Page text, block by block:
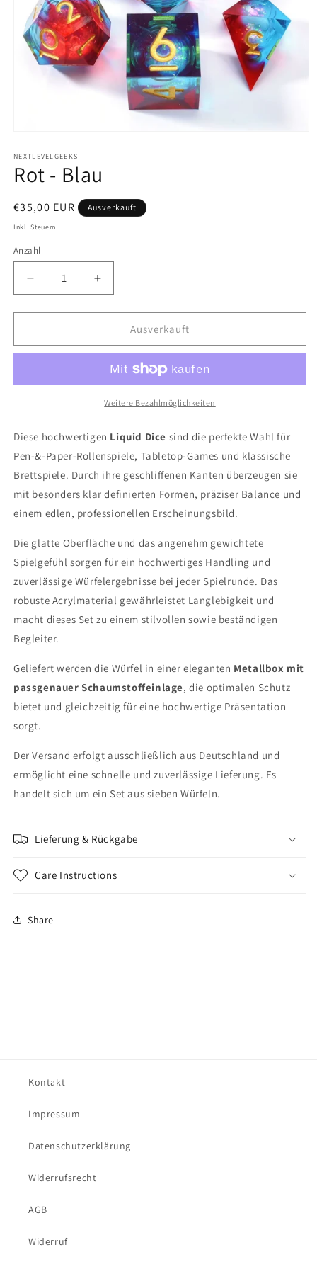
in
Modal
öffnen
NEXTLEVELGEEKS
Rot - Blau
Normaler
Preis
€35,00 EUR Ausverkauft
Inkl. Steuern.
Anzahl
Anzahl
Verringere
die
Menge
Rot
Erhöhe
die
Menge
Rot
Blau
Ausverkauft
Weitere Bezahlmöglichkeiten
Diese hochwertigen Liquid Dice sind die perfekte Wahl für
Pen-&-Paper-Rollenspiele, Tabletop-Games und klassische
Brettspiele. Durch ihre geschliffenen Kanten überzeugen sie
mit besonders klar definierten Formen, präziser Balance und
einem edlen, professionellen Erscheinungsbild.
Die glatte Oberfläche und das angenehm gewichtete
Spielgefühl sorgen für ein hochwertiges Handling und
zuverlässige Würfelergebnisse bei jeder Spielrunde. Das
robuste Acrylmaterial gewährleistet Langlebigkeit und
macht dieses Set zu einem stilvollen sowie beständigen
Begleiter.
Geliefert werden die Würfel in einer eleganten Metallbox mit
passgenauer Schaumstoffeinlage, die optimalen Schutz
bietet und gleichzeitig für eine hochwertige Präsentation
sorgt.
Der Versand erfolgt ausschließlich aus Deutschland und
ermöglicht eine schnelle und zuverlässige Lieferung. Es
handelt sich um ein Set aus sieben Würfeln.
Lieferung & Rückgabe
Care Instructions
Share
Kontakt
Impressum
Datenschutzerklärung
Widerrufsrecht
AGB
Widerruf